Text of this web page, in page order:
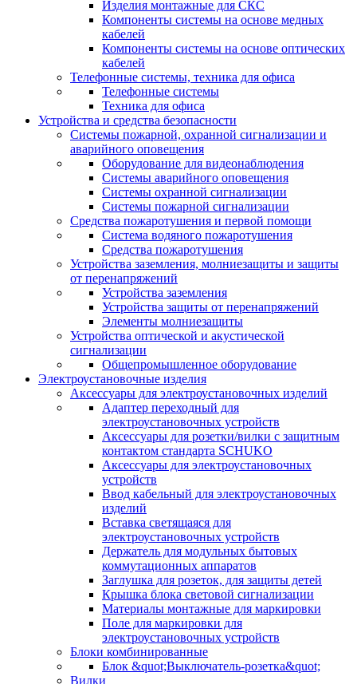
Изделия монтажные для СКС
Компоненты системы на основе медных
кабелей
Компоненты системы на основе оптических
кабелей
Телефонные системы, техника для офиса
Телефонные системы
Техника для офиса
Устройства и средства безопасности
Системы пожарной, охранной сигнализации и
аварийного оповещения
Оборудование для видеонаблюдения
Системы аварийного оповещения
Системы охранной сигнализации
Системы пожарной сигнализации
Средства пожаротушения и первой помощи
Система водяного пожаротушения
Средства пожаротушения
Устройства заземления, молниезащиты и защиты
от перенапряжений
Устройства заземления
Устройства защиты от перенапряжений
Элементы молниезащиты
Устройства оптической и акустической
сигнализации
Общепромышленное оборудование
Электроустановочные изделия
Аксессуары для электроустановочных изделий
Адаптер переходный для
электроустановочных устройств
Аксессуары для розетки/вилки с защитным
контактом стандарта SCHUKO
Аксессуары для электроустановочных
устройств
Ввод кабельный для электроустановочных
изделий
Вставка светящаяся для
электроустановочных устройств
Держатель для модульных бытовых
коммутационных аппаратов
Заглушка для розеток, для защиты детей
Крышка блока световой сигнализации
Материалы монтажные для маркировки
Поле для маркировки для
электроустановочных устройств
Блоки комбинированные
Блок &quot;Выключатель-розетка&quot;
Вилки